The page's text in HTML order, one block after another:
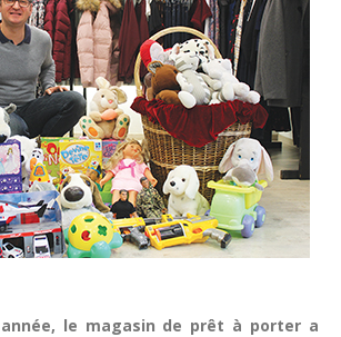
année, le magasin de prêt à porter a